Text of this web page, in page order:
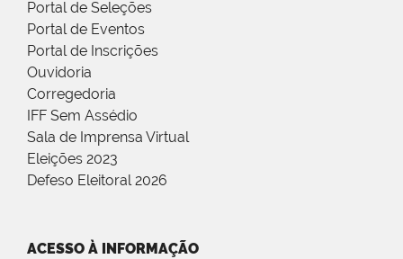
Portal de Seleções
Portal de Eventos
Portal de Inscrições
Ouvidoria
Corregedoria
IFF Sem Assédio
Sala de Imprensa Virtual
Eleições 2023
Defeso Eleitoral 2026
ACESSO À INFORMAÇÃO